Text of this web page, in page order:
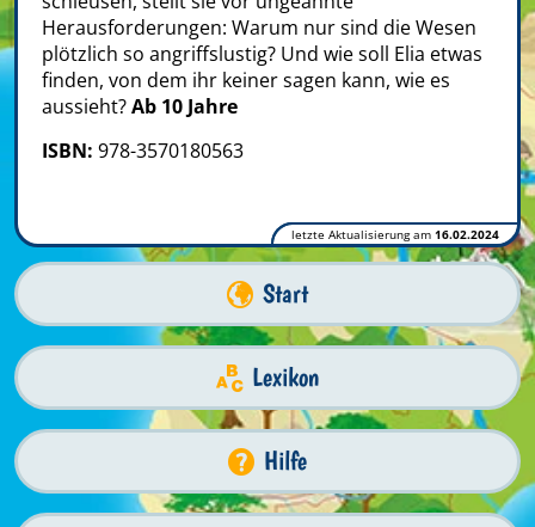
Herausforderungen: Warum nur sind die Wesen
plötzlich so angriffslustig? Und wie soll Elia etwas
finden, von dem ihr keiner sagen kann, wie es
aussieht?Ab 10 Jahre
ISBN: 978-3570180563
letzte Aktualisierung am 16.02.2024
Start
Lexikon
Hilfe